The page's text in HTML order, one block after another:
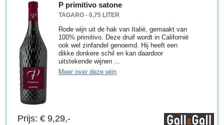
P primitivo satone
TAGARO - 0,75 LITER
Rode wijn uit de hak van Italië, gemaakt van
100% primitivo. Deze druif wordt in Californië
ook wel zinfandel genoemd. Hij heeft een
dikke donkere schil en kan daardoor
uitstekende wijnen ...
Meer over deze wijn
Prijs: € 9,29,-